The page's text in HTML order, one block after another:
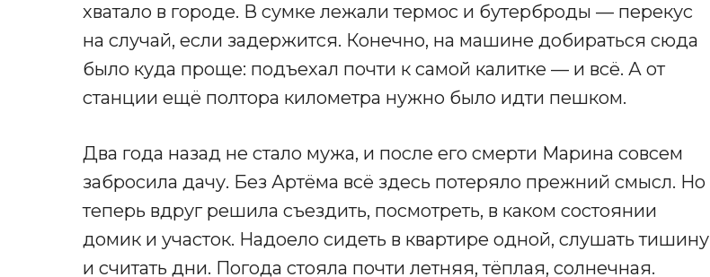
хватало в городе. В сумке лежали термос и бутерброды — перекус
на случай, если задержится. Конечно, на машине добираться сюда
было куда проще: подъехал почти к самой калитке — и всё. А от
станции ещё полтора километра нужно было идти пешком.
Два года назад не стало мужа, и после его смерти Марина совсем
забросила дачу. Без Артёма всё здесь потеряло прежний смысл. Но
теперь вдруг решила съездить, посмотреть, в каком состоянии
домик и участок. Надоело сидеть в квартире одной, слушать тишину
и считать дни. Погода стояла почти летняя, тёплая, солнечная.